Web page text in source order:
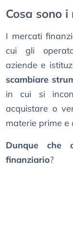
Cosa sono
I mercati
cui gli
aziende e
scambiare
in cui si
acquistare o
materie prime e
Dunque che
finanziario?